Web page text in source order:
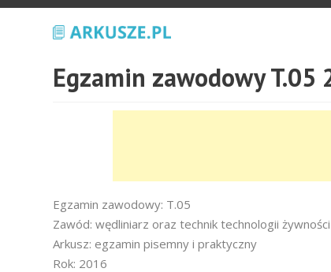
Egzamin zawodowy T.05
Egzamin zawodowy: T.05
Zawód: wędliniarz oraz technik technologii żywności
Arkusz: egzamin pisemny i praktyczny
Rok: 2016